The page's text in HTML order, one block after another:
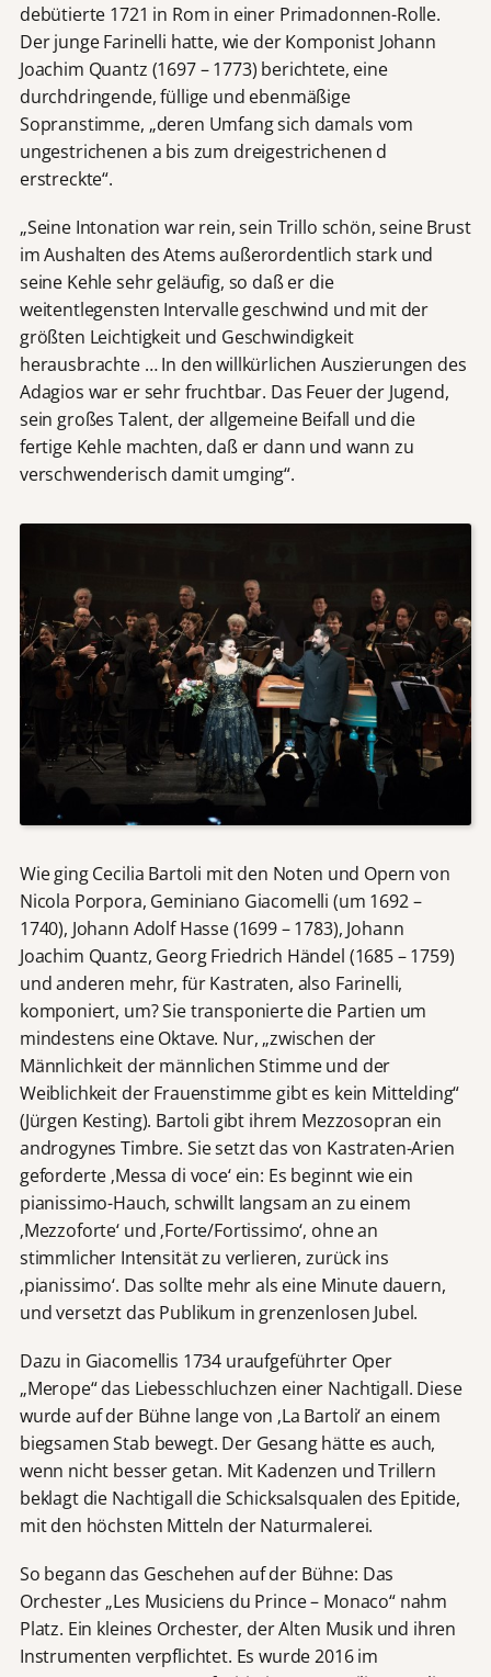
debütierte 1721 in Rom in einer Primadonnen-Rolle.
Der junge Farinelli hatte, wie der Komponist Johann
Joachim Quantz (1697 – 1773) berichtete, eine
durchdringende, füllige und ebenmäßige
Sopranstimme, „deren Umfang sich damals vom
ungestrichenen a bis zum dreigestrichenen d
erstreckte“.
„Seine Intonation war rein, sein Trillo schön, seine Brust
im Aushalten des Atems außerordentlich stark und
seine Kehle sehr geläufig, so daß er die
weitentlegensten Intervalle geschwind und mit der
größten Leichtigkeit und Geschwindigkeit
herausbrachte … In den willkürlichen Auszierungen des
Adagios war er sehr fruchtbar. Das Feuer der Jugend,
sein großes Talent, der allgemeine Beifall und die
fertige Kehle machten, daß er dann und wann zu
verschwenderisch damit umging“.
Wie ging Cecilia Bartoli mit den Noten und Opern von
Nicola Porpora, Geminiano Giacomelli (um 1692 –
1740), Johann Adolf Hasse (1699 – 1783), Johann
Joachim Quantz, Georg Friedrich Händel (1685 – 1759)
und anderen mehr, für Kastraten, also Farinelli,
komponiert, um? Sie transponierte die Partien um
mindestens eine Oktave. Nur, „zwischen der
Männlichkeit der männlichen Stimme und der
Weiblichkeit der Frauenstimme gibt es kein Mittelding“
(Jürgen Kesting). Bartoli gibt ihrem Mezzosopran ein
androgynes Timbre. Sie setzt das von Kastraten-Arien
geforderte ‚Messa di voce‘ ein: Es beginnt wie ein
pianissimo-Hauch, schwillt langsam an zu einem
‚Mezzoforte‘ und ‚Forte/Fortissimo‘, ohne an
stimmlicher Intensität zu verlieren, zurück ins
‚pianissimo‘. Das sollte mehr als eine Minute dauern,
und versetzt das Publikum in grenzenlosen Jubel.
Dazu in Giacomellis 1734 uraufgeführter Oper
„Merope“ das Liebesschluchzen einer Nachtigall. Diese
wurde auf der Bühne lange von ‚La Bartoli‘ an einem
biegsamen Stab bewegt. Der Gesang hätte es auch,
wenn nicht besser getan. Mit Kadenzen und Trillern
beklagt die Nachtigall die Schicksalsqualen des Epitide,
mit den höchsten Mitteln der Naturmalerei.
So begann das Geschehen auf der Bühne: Das
Orchester „Les Musiciens du Prince – Monaco“ nahm
Platz. Ein kleines Orchester, der Alten Musik und ihren
Instrumenten verpflichtet. Es wurde 2016 im